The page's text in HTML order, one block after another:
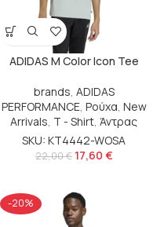
ADIDAS M Color Icon Tee
brands ADIDAS
PERFORMANCE, Ρούχα New
Arrivals T - Shirt ,Άντρας
SKU: KT4442-WOSA
22,00€ 17,60 €
-20%